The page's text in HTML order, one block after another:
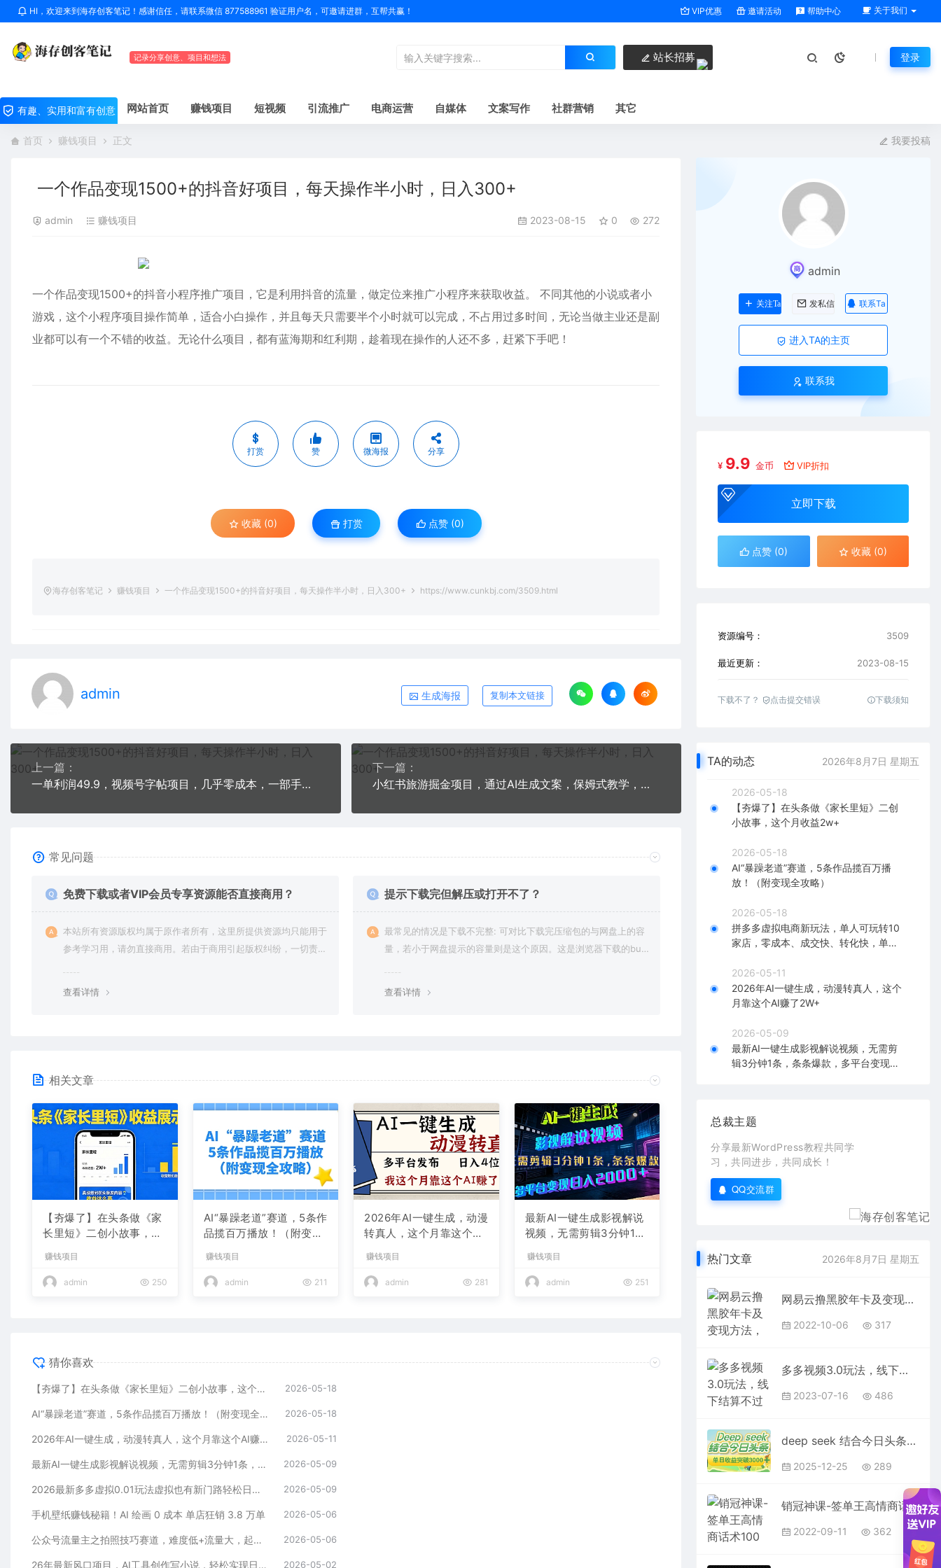
HI，欢迎来到海存创客笔记！感谢信任，请联系微信 877588961 验证用户名，可邀请进群，互帮共赢！ VIP优惠 邀请活动 帮助中心 关于我们
记录分享创意、项目和想法 站长招募 登录
有趣、实用和富有创意 网站首页 赚钱项目 短视频 引流推广 电商运营 自媒体 文案写作 社群营销 其它
首页 赚钱项目 正文 我要投稿
一个作品变现1500+的抖音好项目，每天操作半小时，日入300+
admin 赚钱项目 2023-08-15 0 272
一个作品变现1500+的抖音小程序推广项目，它是利用抖音的流量，做定位来推广小程序来获取收益。 不同其他的小说或者小
游戏，这个小程序项目操作简单，适合小白操作，并且每天只需要半个小时就可以完成，不占用过多时间，无论当做主业还是副
业都可以有一个不错的收益。无论什么项目，都有蓝海期和红利期，趁着现在操作的人还不多，赶紧下手吧！
打赏 赞 微海报 分享
收藏 (0) 打赏 点赞 (0)
海存创客笔记 赚钱项目 一个作品变现1500+的抖音好项目，每天操作半小时，日入300+ https://www.cunkbj.com/3509.html
admin 生成海报 复制本文链接
上一篇：
一单利润49.9，视频号字帖项目，几乎零成本，一部手机就能操作，只要会写字
下一篇：
小红书旅游掘金项目，通过AI生成文案，保姆式教学，无脑操作，硬核变现
常见问题
免费下载或者VIP会员专享资源能否直接商用？
本站所有资源版权均属于原作者所有，这里所提供资源均只能用于
参考学习用，请勿直接商用。若由于商用引起版权纠纷，一切责任
查看详情
提示下载完但解压或打开不了？
最常见的情况是下载不完整: 可对比下载完压缩包的与网盘上的容
量，若小于网盘提示的容量则是这个原因。这是浏览器下载的bu
查看详情
相关文章
【夯爆了】在头条做《家
长里短》二创小故事，这
赚钱项目
admin 250
AI“暴躁老道”赛道，5条作
品揽百万播放！（附变现
赚钱项目
admin 211
2026年AI一键生成，动漫
转真人，这个月靠这个AI
赚钱项目
admin 281
最新AI一键生成影视解说
视频，无需剪辑3分钟1
现日入2000+
赚钱项目
admin 251
猜你喜欢
【夯爆了】在头条做《家长里短》二创小故事，这个月收益2w+ 2026-05-18
AI“暴躁老道”赛道，5条作品揽百万播放！（附变现全攻略） 2026-05-18
2026年AI一键生成，动漫转真人，这个月靠这个AI赚了2W+ 2026-05-11
最新AI一键生成影视解说视频，无需剪辑3分钟1条，条条爆款，多平台变现日入2000+ 2026-05-09
2026最新多多虚拟0.01玩法虚拟也有新门路轻松日入2500! 2026-05-09
手机壁纸赚钱秘籍！AI 绘画 0 成本 单店狂销 3.8 万单 2026-05-06
公众号流量主之拍照技巧赛道，难度低+流量大，起号第一篇就爆了10w阅读！ 2026-05-06
26年最新风口项目，AI工具创作写小说，轻松实现日入1000+ 2026-05-02
admin
关注Ta 发私信 联系Ta
进入TA的主页
联系我
¥ 9.9 金币 VIP折扣
立即下载
点赞 (0) 收藏 (0)
资源编号： 3509
最近更新： 2023-08-15
下载不了？ 点击提交错误 下载须知
TA的动态 2026年8月7日 星期五
2026-05-18
【夯爆了】在头条做《家长里短》二创
小故事，这个月收益2w+
2026-05-18
AI“暴躁老道”赛道，5条作品揽百万播
放！（附变现全攻略）
2026-05-18
拼多多虚拟电商新玩法，单人可玩转10
家店，零成本、成交快、转化快，单店
2026-05-11
2026年AI一键生成，动漫转真人，这个
月靠这个AI赚了2W+
2026-05-09
最新AI一键生成影视解说视频，无需剪
辑3分钟1条，条条爆款，多平台变现日
总裁主题
分享最新WordPress教程共同学
习，共同进步，共同成长！
QQ交流群
热门文章 2026年8月7日 星期五
网易云撸黑胶年卡及变现方法，收益可无限放大
2022-10-06 317
多多视频3.0玩法，线下结算不过爆款年入百万
2023-07-16 486
deep seek 结合今日头条，单日收益可突破 3000+，只需要简单的复制粘贴即可
2025-12-25 289
销冠神课-签单王高情商话术100问：一套销售修炼高情商必修课！
2022-09-11 362